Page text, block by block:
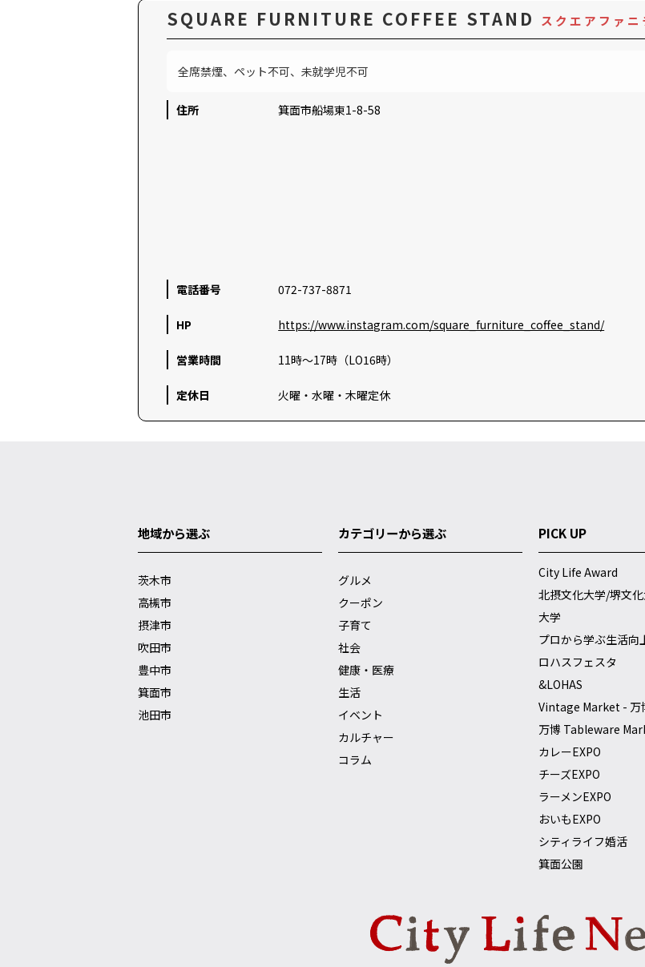
SQUARE FURNITURE COFFEE STAND スクエアファ
全席禁煙、ペット不可、未就学児不可
住所 箕面市船場東1-8-58
電話番号 072-737-8871
HP https://www.instagram.com/square_furniture_coffee_stand/
営業時間 11時～17時（LO16時）
定休日 火曜・水曜・木曜定休
地域から選ぶ
茨木市
高槻市
摂津市
吹田市
豊中市
箕面市
池田市
カテゴリーから選ぶ
グルメ
クーポン
子育て
社会
健康・医療
生活
イベント
カルチャー
コラム
PICK UP
City Life Award
北摂文化大学/堺文
大学
プロから学ぶ生活向
ロハスフェスタ
&LOHAS
Vintage Market - 万
万博 Tableware
カレーEXPO
チーズEXPO
ラーメンEXPO
おいもEXPO
シティライフ婚活
箕面公園